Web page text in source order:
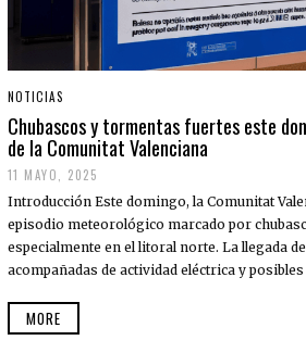
NOTICIAS
Chubascos y tormentas fuertes este
de la Comunitat Valenciana
11 MAYO, 2025
Introducción Este domingo, la Comunitat
episodio meteorológico marcado por
especialmente en el litoral norte. La llegada
acompañadas de actividad eléctrica y posibles
MORE